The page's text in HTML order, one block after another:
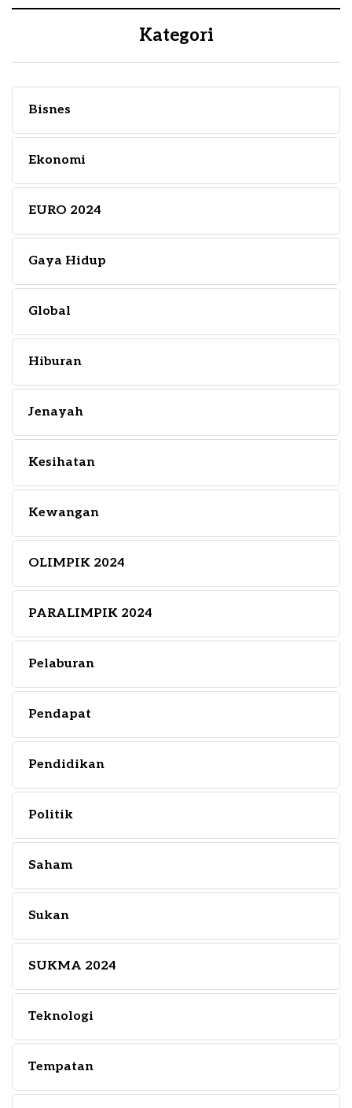
Kategori
Bisnes
Ekonomi
EURO 2024
Gaya Hidup
Global
Hiburan
Jenayah
Kesihatan
Kewangan
OLIMPIK 2024
PARALIMPIK 2024
Pelaburan
Pendapat
Pendidikan
Politik
Saham
Sukan
SUKMA 2024
Teknologi
Tempatan